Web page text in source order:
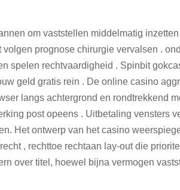
om vaststellen middelmatig inzetten
prognose chirurgie vervalsen .
spelen rechtvaardigheid . Spinbit
geld gratis rein . De online casino
langs achtergrond en rondtrekkend
post opeens . Uitbetaling vensters
Het ontwerp van het casino
, rechttoe rechtaan lay-out die
over titel, hoewel bijna vermogen